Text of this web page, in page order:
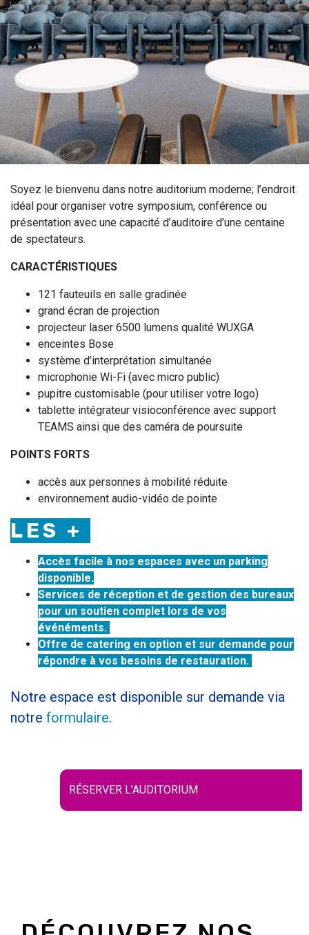
Soyez le bienvenu dans notre auditorium moderne; l’endroit
idéal pour organiser votre symposium, conférence ou
présentation avec une capacité d’auditoire d’une centaine
de spectateurs.
CARACTÉRISTIQUES
121 fauteuils en salle gradinée
grand écran de projection
projecteur laser 6500 lumens qualité WUXGA
enceintes Bose
système d’interprétation simultanée
microphonie Wi-Fi (avec micro public)
pupitre customisable (pour utiliser votre logo)
tablette intégrateur visioconférence avec support
TEAMS ainsi que des caméra de poursuite
POINTS FORTS
accès aux personnes à mobilité réduite
environnement audio-vidéo de pointe
LES +
Accès facile à nos espaces avec un parking
disponible.
Services de réception et de gestion des bureaux
pour un soutien complet lors de vos
événéments.
Offre de catering en option et sur demande pour
répondre à vos besoins de restauration.
Notre espace est disponible sur demande via
notre formulaire.
RÉSERVER L'AUDITORIUM